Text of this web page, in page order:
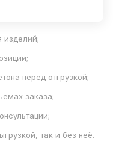
изделий;
перед отгрузкой;
заказа;
так и без неё.